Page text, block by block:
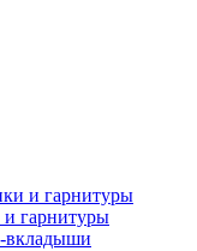
и гарнитуры
гарнитуры
вкладыши